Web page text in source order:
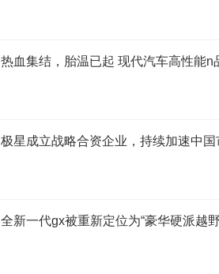
热血集结，胎温已起 现代汽车高性能
极星成立战略合资企业，持续加速中国
全新一代gx被重新定位为“豪华硬派越